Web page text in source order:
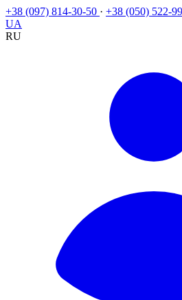
+38 (097) 814-30-50 · +38 (050) 522-
UA
RU